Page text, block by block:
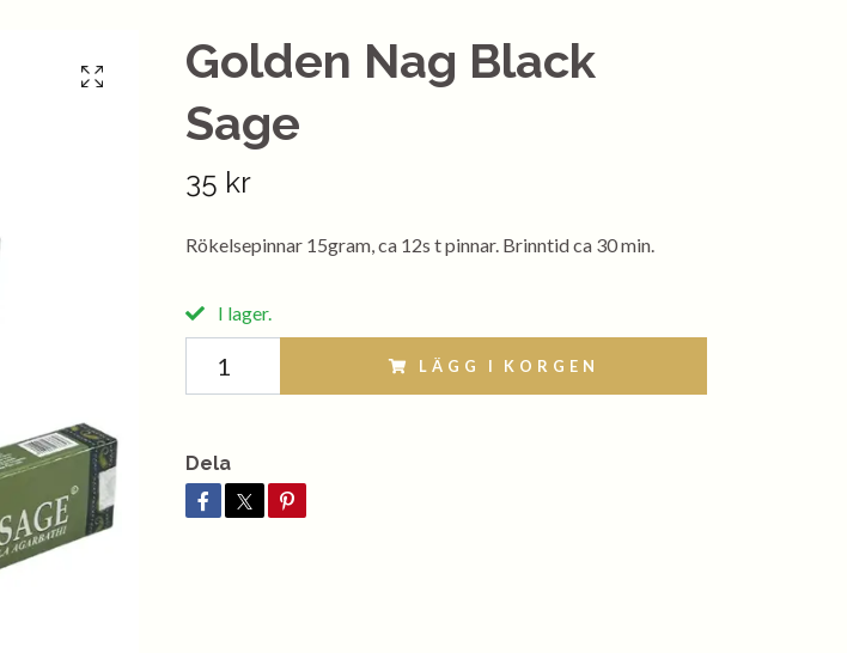
Golden Nag Black
Sage
35 kr
Rökelsepinnar 15gram, ca 12s t pinnar. Brinntid ca 30 min.
I lager.
LÄGG I KORGEN
Dela